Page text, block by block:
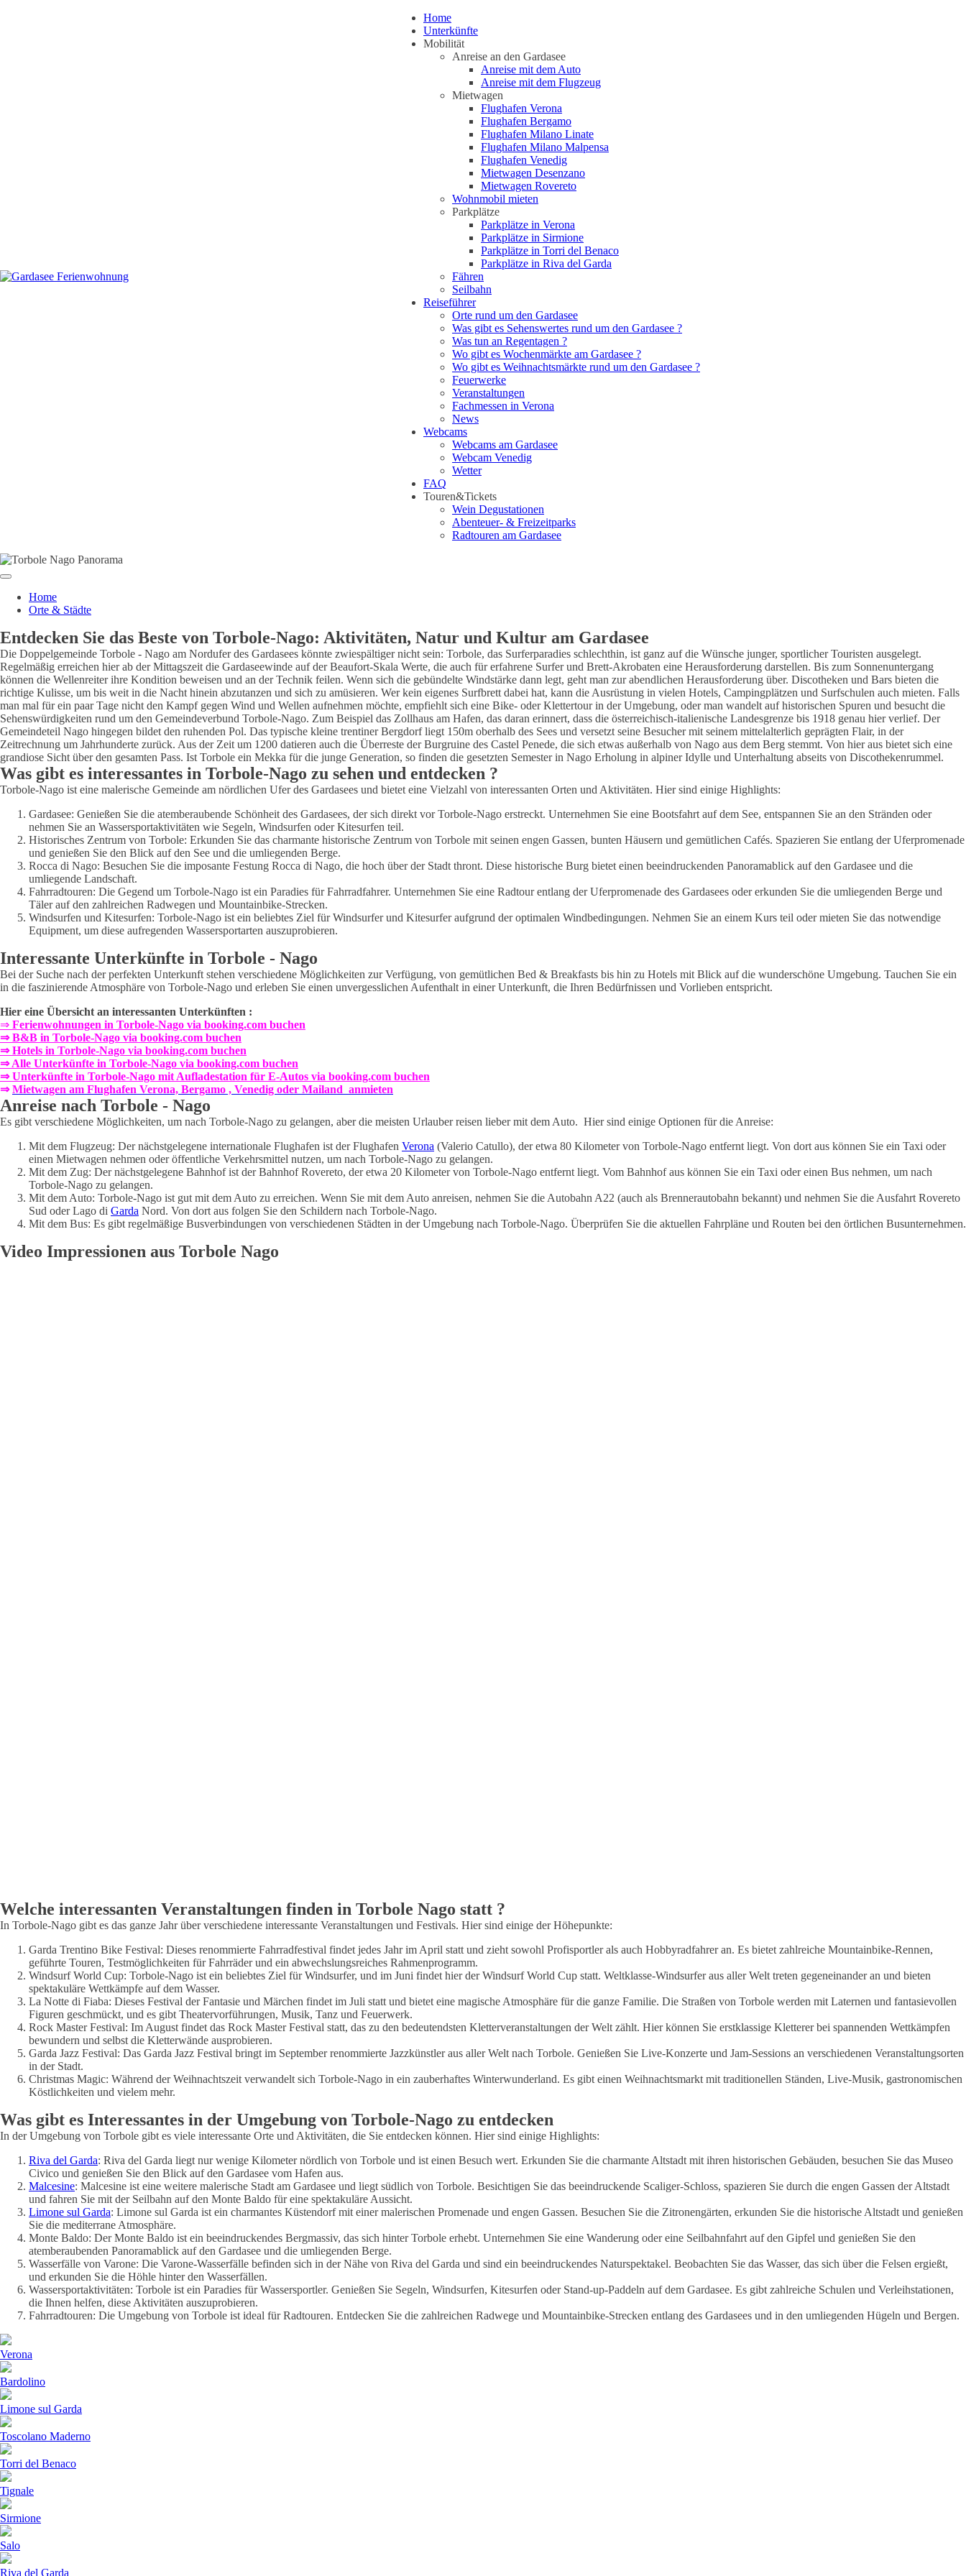
Home
Unterkünfte
Mobilität
Anreise an den Gardasee
Anreise mit dem Auto
Anreise mit dem Flugzeug
Mietwagen
Flughafen Verona
Flughafen Bergamo
Flughafen Milano Linate
Flughafen Milano Malpensa
Flughafen Venedig
Mietwagen Desenzano
Mietwagen Rovereto
Wohnmobil mieten
Parkplätze
Parkplätze in Verona
Parkplätze in Sirmione
Parkplätze in Torri del Benaco
Parkplätze in Riva del Garda
Fähren
Seilbahn
Reiseführer
Orte rund um den Gardasee
Was gibt es Sehenswertes rund um den Gardasee ?
Was tun an Regentagen ?
Wo gibt es Wochenmärkte am Gardasee ?
Wo gibt es Weihnachtsmärkte rund um den Gardasee ?
Feuerwerke
Veranstaltungen
Fachmessen in Verona
News
Webcams
Webcams am Gardasee
Webcam Venedig
Wetter
FAQ
Touren&Tickets
Wein Degustationen
Abenteuer- & Freizeitparks
Radtouren am Gardasee
Home
Orte & Städte
Entdecken Sie das Beste von Torbole-Nago: Aktivitäten, Natur und Kultur am Gardasee
Die Doppelgemeinde Torbole - Nago am Nordufer des Gardasees könnte zwiespältiger nicht sein: Torbole, das Surferparadies schlechthin, ist ganz auf die Wünsche junger, sportlicher Touristen ausgelegt.
Regelmäßig erreichen hier ab der Mittagszeit die Gardaseewinde auf der Beaufort-Skala Werte, die auch für erfahrene Surfer und Brett-Akrobaten eine Herausforderung darstellen. Bis zum Sonnenuntergang
können die Wellenreiter ihre Kondition beweisen und an der Technik feilen. Wenn sich die gebündelte Windstärke dann legt, geht man zur abendlichen Herausforderung über. Discotheken und Bars bieten die
richtige Kulisse, um bis weit in die Nacht hinein abzutanzen und sich zu amüsieren. Wer kein eigenes Surfbrett dabei hat, kann die Ausrüstung in vielen Hotels, Campingplätzen und Surfschulen auch mieten. Falls
man mal für ein paar Tage nicht den Kampf gegen Wind und Wellen aufnehmen möchte, empfiehlt sich eine Bike- oder Klettertour in der Umgebung, oder man wandelt auf historischen Spuren und besucht die
Sehenswürdigkeiten rund um den Gemeindeverbund Torbole-Nago. Zum Beispiel das Zollhaus am Hafen, das daran erinnert, dass die österreichisch-italienische Landesgrenze bis 1918 genau hier verlief. Der
Gemeindeteil Nago hingegen bildet den ruhenden Pol. Das typische kleine trentiner Bergdorf liegt 150m oberhalb des Sees und versetzt seine Besucher mit seinem mittelalterlich geprägten Flair, in der
Zeitrechnung um Jahrhunderte zurück. Aus der Zeit um 1200 datieren auch die Überreste der Burgruine des Castel Penede, die sich etwas außerhalb von Nago aus dem Berg stemmt. Von hier aus bietet sich eine
grandiose Sicht über den gesamten Pass. Ist Torbole ein Mekka für die junge Generation, so finden die gesetzten Semester in Nago Erholung in alpiner Idylle und Unterhaltung abseits von Discothekenrummel.
Was gibt es interessantes in Torbole-Nago zu sehen und entdecken ?
Torbole-Nago ist eine malerische Gemeinde am nördlichen Ufer des Gardasees und bietet eine Vielzahl von interessanten Orten und Aktivitäten. Hier sind einige Highlights:
Gardasee: Genießen Sie die atemberaubende Schönheit des Gardasees, der sich direkt vor Torbole-Nago erstreckt. Unternehmen Sie eine Bootsfahrt auf dem See, entspannen Sie an den Stränden oder
nehmen Sie an Wassersportaktivitäten wie Segeln, Windsurfen oder Kitesurfen teil.
Historisches Zentrum von Torbole: Erkunden Sie das charmante historische Zentrum von Torbole mit seinen engen Gassen, bunten Häusern und gemütlichen Cafés. Spazieren Sie entlang der Uferpromenade
und genießen Sie den Blick auf den See und die umliegenden Berge.
Rocca di Nago: Besuchen Sie die imposante Festung Rocca di Nago, die hoch über der Stadt thront. Diese historische Burg bietet einen beeindruckenden Panoramablick auf den Gardasee und die
umliegende Landschaft.
Fahrradtouren: Die Gegend um Torbole-Nago ist ein Paradies für Fahrradfahrer. Unternehmen Sie eine Radtour entlang der Uferpromenade des Gardasees oder erkunden Sie die umliegenden Berge und
Täler auf den zahlreichen Radwegen und Mountainbike-Strecken.
Windsurfen und Kitesurfen: Torbole-Nago ist ein beliebtes Ziel für Windsurfer und Kitesurfer aufgrund der optimalen Windbedingungen. Nehmen Sie an einem Kurs teil oder mieten Sie das notwendige
Equipment, um diese aufregenden Wassersportarten auszuprobieren.
Interessante Unterkünfte in Torbole - Nago
Bei der Suche nach der perfekten Unterkunft stehen verschiedene Möglichkeiten zur Verfügung, von gemütlichen Bed & Breakfasts bis hin zu Hotels mit Blick auf die wunderschöne Umgebung. Tauchen Sie ein
in die faszinierende Atmosphäre von Torbole-Nago und erleben Sie einen unvergesslichen Aufenthalt in einer Unterkunft, die Ihren Bedürfnissen und Vorlieben entspricht.
Hier eine Übersicht an interessanten Unterkünften :
⇒ Ferienwohnungen in Torbole-Nago via booking.com buchen
⇒ B&B in Torbole-Nago via booking.com buchen
⇒ Hotels in Torbole-Nago via booking.com buchen
⇒ Alle Unterkünfte in Torbole-Nago via booking.com buchen
⇒ Unterkünfte in Torbole-Nago mit Aufladestation für E-Autos via booking.com buchen
⇒Mietwagen am Flughafen Verona, Bergamo , Venedig oder Mailand anmieten
Anreise nach Torbole - Nago
Es gibt verschiedene Möglichkeiten, um nach Torbole-Nago zu gelangen, aber die meisten Urlauber reisen lieber mit dem Auto. Hier sind einige Optionen für die Anreise:
Mit dem Flugzeug: Der nächstgelegene internationale Flughafen ist der Flughafen Verona (Valerio Catullo), der etwa 80 Kilometer von Torbole-Nago entfernt liegt. Von dort aus können Sie ein Taxi oder
einen Mietwagen nehmen oder öffentliche Verkehrsmittel nutzen, um nach Torbole-Nago zu gelangen.
Mit dem Zug: Der nächstgelegene Bahnhof ist der Bahnhof Rovereto, der etwa 20 Kilometer von Torbole-Nago entfernt liegt. Vom Bahnhof aus können Sie ein Taxi oder einen Bus nehmen, um nach
Torbole-Nago zu gelangen.
Mit dem Auto: Torbole-Nago ist gut mit dem Auto zu erreichen. Wenn Sie mit dem Auto anreisen, nehmen Sie die Autobahn A22 (auch als Brennerautobahn bekannt) und nehmen Sie die Ausfahrt Rovereto
Sud oder Lago di Garda Nord. Von dort aus folgen Sie den Schildern nach Torbole-Nago.
Mit dem Bus: Es gibt regelmäßige Busverbindungen von verschiedenen Städten in der Umgebung nach Torbole-Nago. Überprüfen Sie die aktuellen Fahrpläne und Routen bei den örtlichen Busunternehmen.
Video Impressionen aus Torbole Nago
Welche interessanten Veranstaltungen finden in Torbole Nago statt ?
In Torbole-Nago gibt es das ganze Jahr über verschiedene interessante Veranstaltungen und Festivals. Hier sind einige der Höhepunkte:
Garda Trentino Bike Festival: Dieses renommierte Fahrradfestival findet jedes Jahr im April statt und zieht sowohl Profisportler als auch Hobbyradfahrer an. Es bietet zahlreiche Mountainbike-Rennen,
geführte Touren, Testmöglichkeiten für Fahrräder und ein abwechslungsreiches Rahmenprogramm.
Windsurf World Cup: Torbole-Nago ist ein beliebtes Ziel für Windsurfer, und im Juni findet hier der Windsurf World Cup statt. Weltklasse-Windsurfer aus aller Welt treten gegeneinander an und bieten
spektakuläre Wettkämpfe auf dem Wasser.
La Notte di Fiaba: Dieses Festival der Fantasie und Märchen findet im Juli statt und bietet eine magische Atmosphäre für die ganze Familie. Die Straßen von Torbole werden mit Laternen und fantasievollen
Figuren geschmückt, und es gibt Theatervorführungen, Musik, Tanz und Feuerwerk.
Rock Master Festival: Im August findet das Rock Master Festival statt, das zu den bedeutendsten Kletterveranstaltungen der Welt zählt. Hier können Sie erstklassige Kletterer bei spannenden Wettkämpfen
bewundern und selbst die Kletterwände ausprobieren.
Garda Jazz Festival: Das Garda Jazz Festival bringt im September renommierte Jazzkünstler aus aller Welt nach Torbole. Genießen Sie Live-Konzerte und Jam-Sessions an verschiedenen Veranstaltungsorten
in der Stadt.
Christmas Magic: Während der Weihnachtszeit verwandelt sich Torbole-Nago in ein zauberhaftes Winterwunderland. Es gibt einen Weihnachtsmarkt mit traditionellen Ständen, Live-Musik, gastronomischen
Köstlichkeiten und vielem mehr.
Was gibt es Interessantes in der Umgebung von Torbole-Nago zu entdecken
In der Umgebung von Torbole gibt es viele interessante Orte und Aktivitäten, die Sie entdecken können. Hier sind einige Highlights:
Riva del Garda: Riva del Garda liegt nur wenige Kilometer nördlich von Torbole und ist einen Besuch wert. Erkunden Sie die charmante Altstadt mit ihren historischen Gebäuden, besuchen Sie das Museo
Civico und genießen Sie den Blick auf den Gardasee vom Hafen aus.
Malcesine: Malcesine ist eine weitere malerische Stadt am Gardasee und liegt südlich von Torbole. Besichtigen Sie das beeindruckende Scaliger-Schloss, spazieren Sie durch die engen Gassen der Altstadt
und fahren Sie mit der Seilbahn auf den Monte Baldo für eine spektakuläre Aussicht.
Limone sul Garda: Limone sul Garda ist ein charmantes Küstendorf mit einer malerischen Promenade und engen Gassen. Besuchen Sie die Zitronengärten, erkunden Sie die historische Altstadt und genießen
Sie die mediterrane Atmosphäre.
Monte Baldo: Der Monte Baldo ist ein beeindruckendes Bergmassiv, das sich hinter Torbole erhebt. Unternehmen Sie eine Wanderung oder eine Seilbahnfahrt auf den Gipfel und genießen Sie den
atemberaubenden Panoramablick auf den Gardasee und die umliegenden Berge.
Wasserfälle von Varone: Die Varone-Wasserfälle befinden sich in der Nähe von Riva del Garda und sind ein beeindruckendes Naturspektakel. Beobachten Sie das Wasser, das sich über die Felsen ergießt,
und erkunden Sie die Höhle hinter den Wasserfällen.
Wassersportaktivitäten: Torbole ist ein Paradies für Wassersportler. Genießen Sie Segeln, Windsurfen, Kitesurfen oder Stand-up-Paddeln auf dem Gardasee. Es gibt zahlreiche Schulen und Verleihstationen,
die Ihnen helfen, diese Aktivitäten auszuprobieren.
Fahrradtouren: Die Umgebung von Torbole ist ideal für Radtouren. Entdecken Sie die zahlreichen Radwege und Mountainbike-Strecken entlang des Gardasees und in den umliegenden Hügeln und Bergen.
Verona
Bardolino
Limone sul Garda
Toscolano Maderno
Torri del Benaco
Tignale
Sirmione
Salo
Riva del Garda